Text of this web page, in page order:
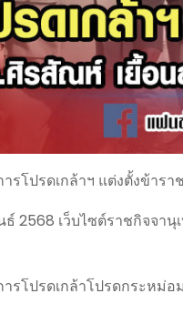
รโปรดเกล้าฯ แต่งตั้งข้าร
ธ์ 2568 เว็บไซต์ราชกิจจา
รโปรดเกล้าโปรดกระหม่